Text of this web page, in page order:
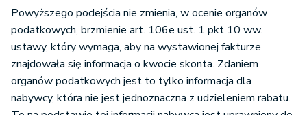
Powyższego podejścia nie zmienia, w ocenie organów
podatkowych, brzmienie art. 106e ust. 1 pkt 10 ww.
ustawy, który wymaga, aby na wystawionej fakturze
znajdowała się informacja o kwocie skonta. Zdaniem
organów podatkowych jest to tylko informacja dla
nabywcy, która nie jest jednoznaczna z udzieleniem rabatu.